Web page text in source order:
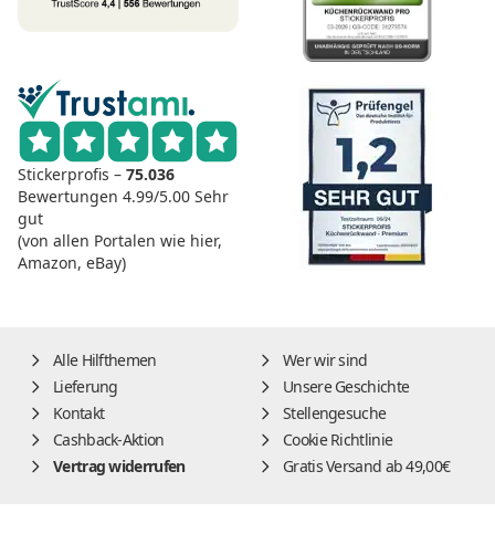
Stickerprofis – 75.036
Bewertungen 4.99/5.00 Sehr
gut
(von allen Portalen wie hier,
Amazon, eBay)
Alle Hilfthemen
Wer wir sind
Lieferung
Unsere Geschichte
Kontakt
Stellengesuche
Cashback-Aktion
Cookie Richtlinie
Vertrag widerrufen
Gratis Versand ab 49,00€